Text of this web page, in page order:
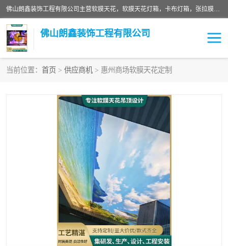
佛山朗鑫装饰工程有限公司主营软膜天花，软膜天花灯箱，卡布灯箱，张拉膜等产品，价格实惠，支持定制；公司专业装饰铺面，家居，会展特装，软膜等工程，技能精良人员，安装快、价格合理，质量保证、热诚与各方有识人士合作，欢迎新老客户来电咨询。
佛山朗鑫装饰工程有限公司
当前位置： 首页 > 供应商机 > 惠州商场软膜天花定制